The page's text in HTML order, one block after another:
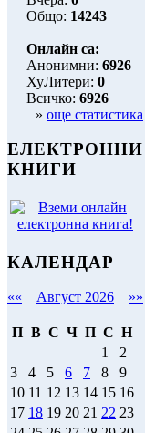
Общо: 14243
Онлайн са:
Анонимни: 6926
ХуЛитери: 0
Всичко: 6926
» още статистика
ЕЛЕКТРОННИ
КНИГИ
КАЛЕНДАР
«« Август 2026 »»
П В С Ч П С Н
1
2
3
4 5 6 7 8
9
10 11 12 13 14 15 16
17 18 19 20 21 22 23